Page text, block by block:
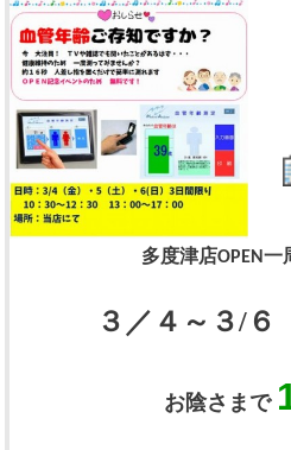
多度津店OPEN一
３／４～３/６
お陰さまで